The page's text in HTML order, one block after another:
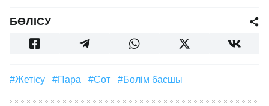
БӨЛІСУ
#Жетісу #пара #Сот #бөлім басшы